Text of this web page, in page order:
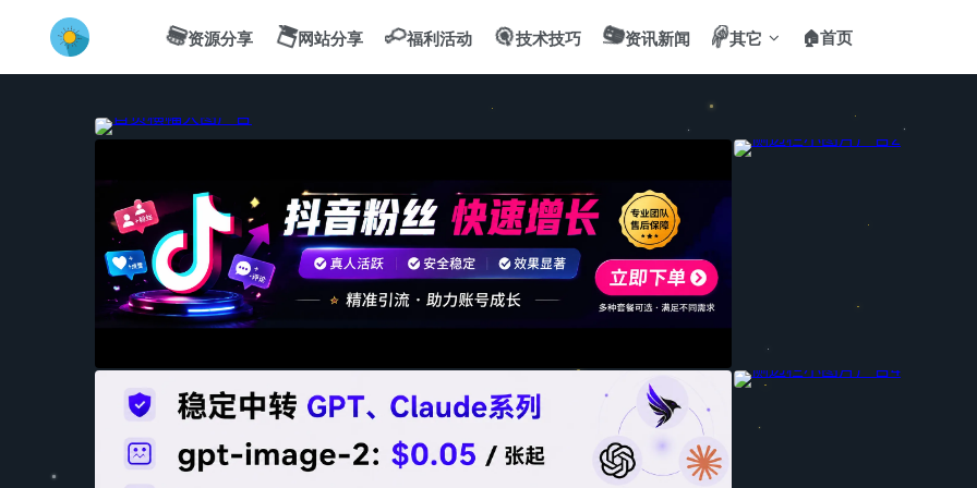
🍔资源分享 💻网站分享 🍗福利活动 🎯技术技巧 📻资讯新闻 ✌️其它 🏠首页